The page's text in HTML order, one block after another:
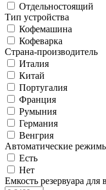
Отдельностоящий
Тип устройства
Кофемашина
Кофеварка
Страна-производитель
Италия
Китай
Португалия
Франция
Румыния
Германия
Венгрия
Автоматические
Есть
Нет
Емкость резервуара для